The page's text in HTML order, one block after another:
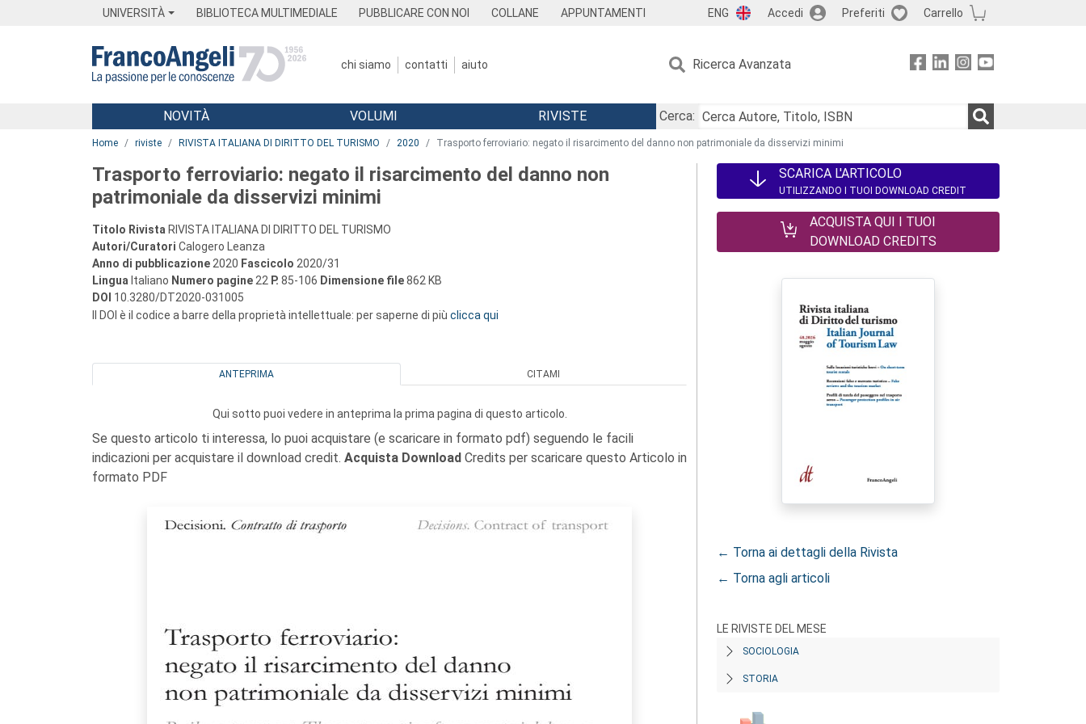
UNIVERSITÀ BIBLIOTECA MULTIMEDIALE PUBBLICARE CON NOI COLLANE APPUNTAMENTI ENG Accedi Preferiti Carrello
chi siamo contatti aiuto Ricerca Avanzata
Menu
NOVITÀ VOLUMI RIVISTE
Cerca:
Home riviste RIVISTA ITALIANA DI DIRITTO DEL TURISMO 2020 Trasporto ferroviario: negato il risarcimento del danno non patrimoniale da disservizi minimi
Trasporto ferroviario: negato il risarcimento del danno non
patrimoniale da disservizi minimi
Titolo Rivista RIVISTA ITALIANA DI DIRITTO DEL TURISMO
Autori/Curatori Calogero Leanza
Anno di pubblicazione 2020 Fascicolo 2020/31
Lingua Italiano Numero pagine 22 P. 85-106 Dimensione file862 KB
DOI 10.3280/DT2020-031005
Il DOI è il codice a barre della proprietà intellettuale: per saperne di più clicca qui
ANTEPRIMA CITAMI
Qui sotto puoi vedere in anteprima la prima pagina di questo articolo.
Se questo articolo ti interessa, lo puoi acquistare (e scaricare in formato pdf) seguendo le facili
indicazioni per acquistare il download credit. Acquista Download Credits per scaricare questo Articolo in
formato PDF
SCARICA L'ARTICOLO
UTILIZZANDO I TUOI DOWNLOAD CREDIT
ACQUISTA QUI I TUOI
DOWNLOAD CREDITS
← Torna ai dettagli della Rivista
← Torna agli articoli
LE RIVISTE DEL MESE
SOCIOLOGIA
STORIA